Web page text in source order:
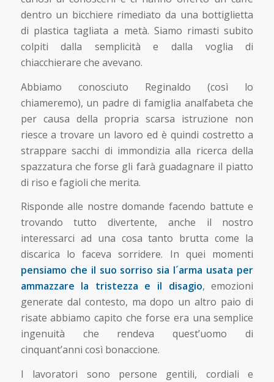
dentro un bicchiere rimediato da una bottiglietta
di plastica tagliata a metà. Siamo rimasti subito
colpiti dalla semplicità e dalla voglia di
chiacchierare che avevano.
Abbiamo conosciuto Reginaldo (così lo
chiameremo), un padre di famiglia analfabeta che
per causa della propria scarsa istruzione non
riesce a trovare un lavoro ed è quindi costretto a
strappare sacchi di immondizia alla ricerca della
spazzatura che forse gli farà guadagnare il piatto
di riso e fagioli che merita.
Risponde alle nostre domande facendo battute e
trovando tutto divertente, anche il nostro
interessarci ad una cosa tanto brutta come la
discarica lo faceva sorridere. In quei momenti
pensiamo che il suo sorriso sia l´arma usata per
ammazzare la tristezza e il disagio, emozioni
generate dal contesto, ma dopo un altro paio di
risate abbiamo capito che forse era una semplice
ingenuità che rendeva quest’uomo di
cinquant’anni così bonaccione.
I lavoratori sono persone gentili, cordiali e